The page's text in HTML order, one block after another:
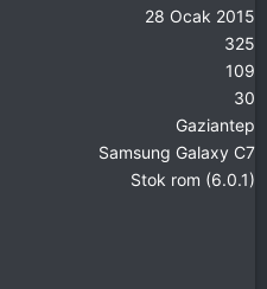
28 Ocak 2015
325
109
30
Gaziantep
Samsung Galaxy C7
Stok rom (6.0.1)